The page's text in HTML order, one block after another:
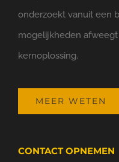
onderzoekt vanuit een
mogelijkheden
kernoplossing.
MEER WETEN
CONTACT OPNEMEN